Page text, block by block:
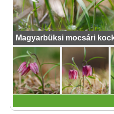
Magyarbüksi mocsári